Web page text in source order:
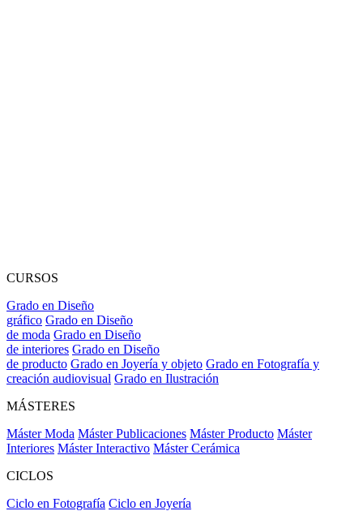
CURSOS
Grado en Diseño
gráfico Grado en Diseño
de moda Grado en Diseño
de interiores Grado en Diseño
de producto Grado en Joyería y objeto Grado en Fotografía y
creación audiovisual Grado en Ilustración
MÁSTERES
Máster Moda Máster Publicaciones Máster Producto Máster
Interiores Máster Interactivo Máster Cerámica
CICLOS
Ciclo en Fotografía Ciclo en Joyería